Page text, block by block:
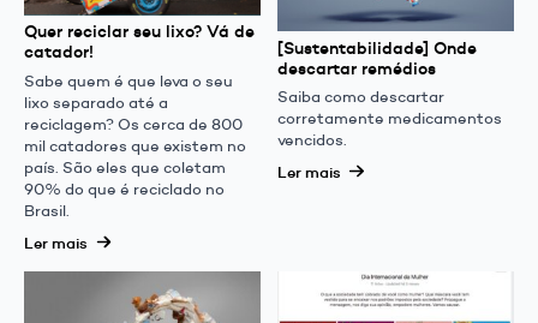
Quer reciclar seu lixo? Vá de
catador!
Sabe quem é que leva o seu
lixo separado até a
reciclagem? Os cerca de 800
mil catadores que existem no
país. São eles que coletam
90% do que é reciclado no
Brasil.
Ler mais
[Sustentabilidade] Onde
descartar remédios
Saiba como descartar
corretamente medicamentos
vencidos.
Ler mais